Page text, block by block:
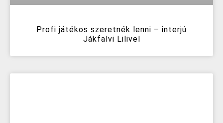
Profi játékos szeretnék lenni – interjú
Jákfalvi Lilivel